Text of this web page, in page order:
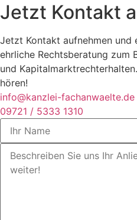
Jetzt Kontakt
Jetzt Kontakt aufnehmen und
ehrliche Rechtsberatung zum
und
hören!
info@kanzlei-fachanwaelte.de
09721 / 5333 1310